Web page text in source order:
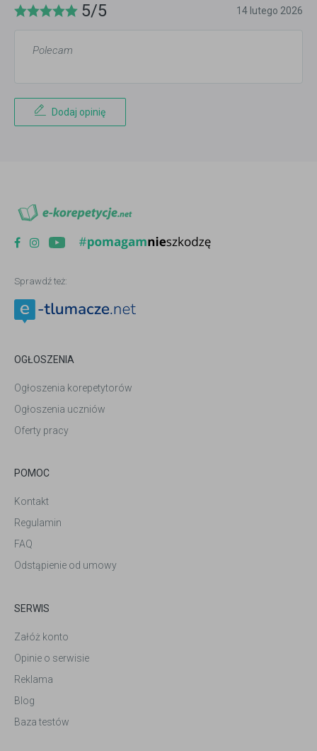
5/5 14 lutego 2026
Polecam
Dodaj opinię
Sprawdź też:
OGŁOSZENIA
Ogłoszenia korepetytorów
Ogłoszenia uczniów
Oferty pracy
POMOC
Kontakt
Regulamin
FAQ
Odstąpienie od umowy
SERWIS
Załóż konto
Opinie o serwisie
Reklama
Blog
Baza testów